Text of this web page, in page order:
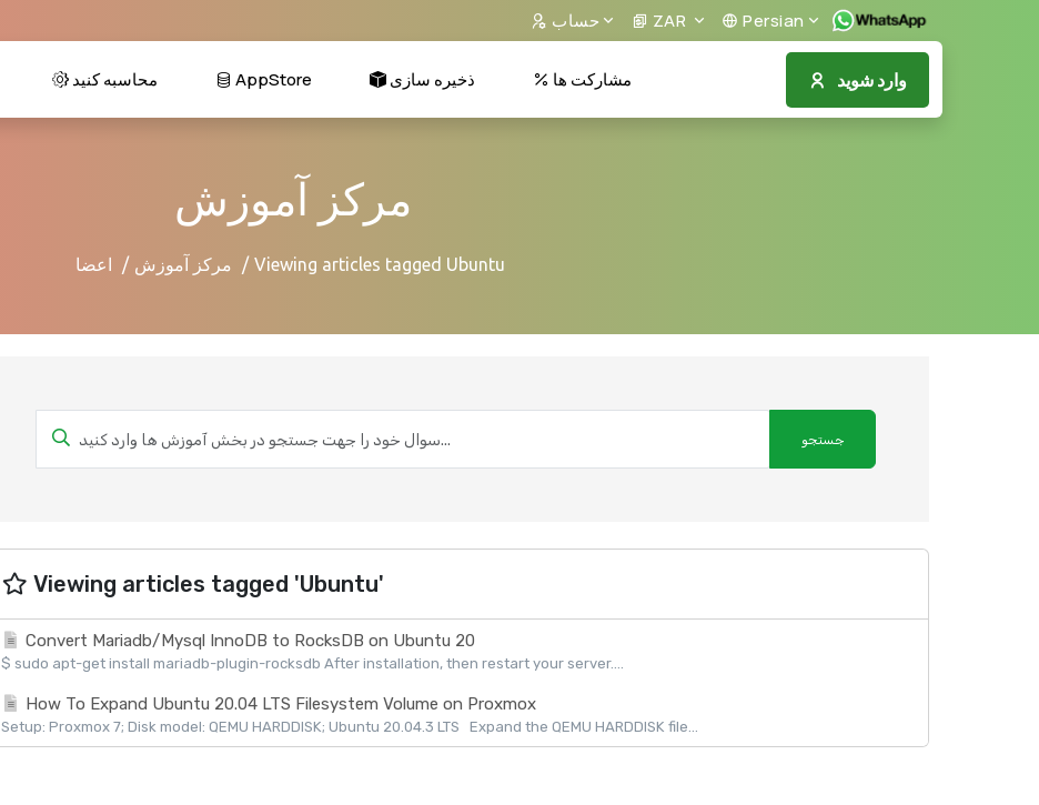
حساب ZAR Persian
وارد شوید محاسبه کنید AppStore ذخیره سازی مشارکت ها
مرکز آموزش
اعضا مرکز آموزش Viewing articles tagged Ubuntu
Viewing articles tagged 'Ubuntu'
Convert Mariadb/Mysql InnoDB to RocksDB on Ubuntu 20
$ sudo apt-get install mariadb-plugin-rocksdb After installation, then restart your server....
How To Expand Ubuntu 20.04 LTS Filesystem Volume on Proxmox
Setup: Proxmox 7; Disk model: QEMU HARDDISK; Ubuntu 20.04.3 LTS Expand the QEMU HARDDISK file...